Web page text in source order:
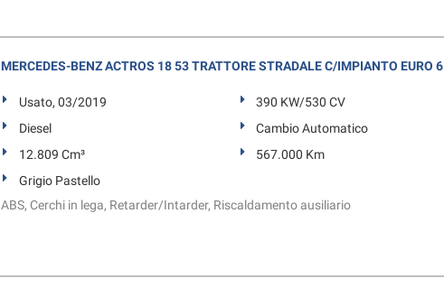
MERCEDES-BENZ ACTROS 18 53 TRATTORE STRADALE C/IMPIANTO EURO 6
Usato, 03/2019
390 KW/530 CV
Diesel
Cambio Automatico
12.809 Cm³
567.000 Km
Grigio Pastello
ABS, Cerchi in lega, Retarder/Intarder, Riscaldamento ausiliario